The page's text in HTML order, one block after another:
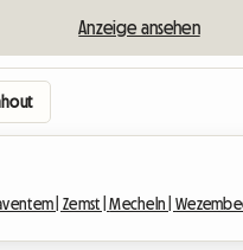
Anzeige ansehen
| Zemst |Mecheln |